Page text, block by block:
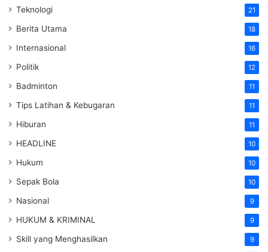
Teknologi 21
Berita Utama 18
Internasional 16
Politik 12
Badminton 11
Tips Latihan & Kebugaran 11
Hiburan 11
HEADLINE 10
Hukum 10
Sepak Bola 10
Nasional 9
HUKUM & KRIMINAL 9
Skill yang Menghasilkan 9